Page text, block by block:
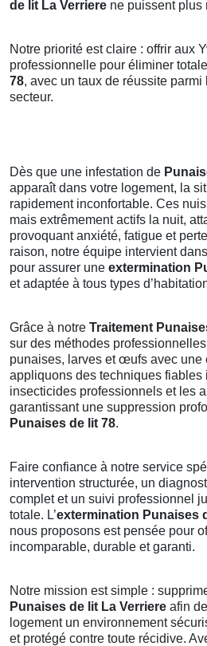
de lit La Verriere ne puissent plus
Notre priorité est claire : offrir aux
professionnelle pour éliminer
78, avec un taux de réussite
secteur.
Dès que une infestation de
apparaît dans votre logement, la
rapidement inconfortable. Ces
mais extrêmement actifs la nuit,
provoquant anxiété, fatigue et
raison, notre équipe intervient
pour assurer une extermination
et adaptée à tous types
Grâce à notre Traitement
sur des méthodes
punaises, larves et œufs avec une
appliquons des techniques fiables
insecticides professionnels et les
garantissant une suppression
Punaises de lit 78.
Faire confiance à notre service
intervention structurée, un
complet et un suivi professionnel
totale. L’extermination Punaises
nous proposons est pensée pour
incomparable, durable et garanti.
Notre mission est simple :
Punaises de lit La Verriere afin
logement un environnement
et protégé contre toute récidive.